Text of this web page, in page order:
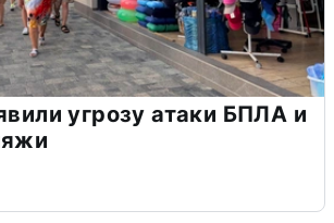
угрозу атаки БПЛА и